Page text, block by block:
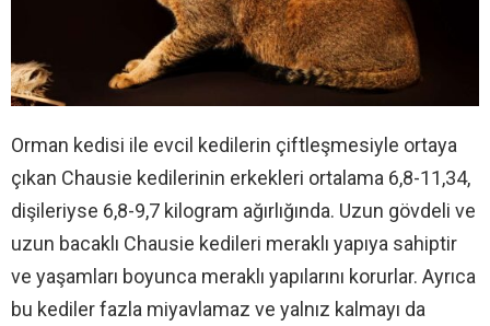
Orman kedisi ile evcil kedilerin çiftleşmesiyle ortaya
çıkan Chausie kedilerinin erkekleri ortalama 6,8-11,34,
dişileriyse 6,8-9,7 kilogram ağırlığında. Uzun gövdeli ve
uzun bacaklı Chausie kedileri meraklı yapıya sahiptir
ve yaşamları boyunca meraklı yapılarını korurlar. Ayrıca
bu kediler fazla miyavlamaz ve yalnız kalmayı da